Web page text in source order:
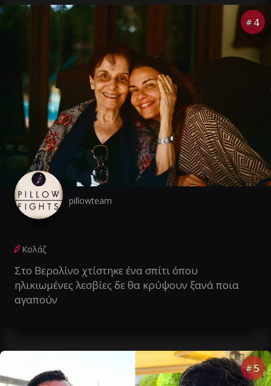
# 4
pillowteam
Κολάζ
Στο Βερολίνο χτίστηκε ένα σπίτι όπου
ηλικιωμένες λεσβίες δε θα κρύψουν ξανά ποια
αγαπούν
# 5